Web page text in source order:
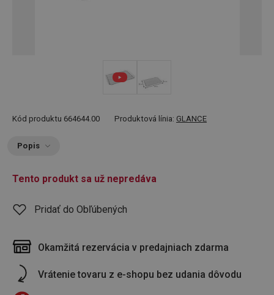
Kód produktu 664644.00 Produktová línia: GLANCE
Popis
Tento produkt sa už nepredáva
Pridať do Obľúbených
Okamžitá rezervácia v predajniach zdarma
Vrátenie tovaru z e-shopu bez udania dôvodu